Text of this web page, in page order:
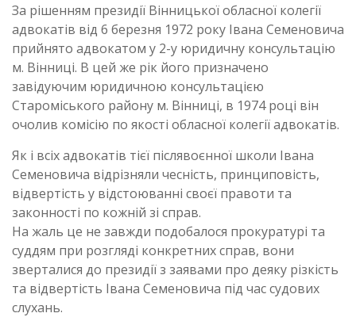
За рішенням президії Вінницької обласної колегії
адвокатів від 6 березня 1972 року Івана Семеновича
прийнято адвокатом у 2-у юридичну консультацію
м. Вінниці. В цей же рік його призначено
завідуючим юридичною консультацією
Староміського району м. Вінниці, в 1974 році він
очолив комісію по якості обласної колегії адвокатів.
Як і всіх адвокатів тієї післявоєнної школи Івана
Семеновича відрізняли чесність, принциповість,
відвертість у відстоюванні своєї правоти та
законності по кожній зі справ.
На жаль це не завжди подобалося прокуратурі та
суддям при розгляді конкретних справ, вони
зверталися до президії з заявами про деяку різкість
та відвертість Івана Семеновича під час судових
слухань.